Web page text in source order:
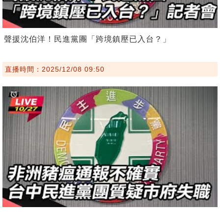
聲援沈伯洋！民進黨團「跨境鎮壓已入台？」
直播時間：2025/12/08 09:50